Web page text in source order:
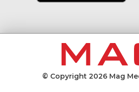
© Copyright 2026 Mag